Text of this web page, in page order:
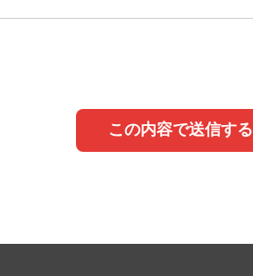
この内容で送信する